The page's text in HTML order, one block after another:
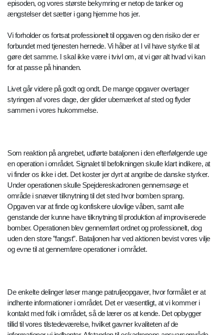
episoden, og vores største bekymring er netop de tanker og
ængstelser det sætter i gang hjemme hos jer.
Vi forholder os fortsat professionelt til opgaven og den risiko der er
forbundet med tjenesten hernede. Vi håber at I vil have styrke til at
gøre det samme. I skal ikke være i tvivl om, at vi gør alt hvad vi kan
for at passe på hinanden.
Livet går videre på godt og ondt. De mange opgaver overtager
styringen af vores dage, der glider ubemærket af sted og flyder
sammen i vores hukommelse.
Som reaktion på angrebet, udførte bataljonen i den efterfølgende uge
en operation i området. Signalet til befolkningen skulle klart indikere, at
vi finder os ikke i det. Det koster jer dyrt at angribe de danske styrker.
Under operationen skulle Spejdereskadronen gennemsøge et
område i snæver tilknytning til det sted hvor bomben sprang.
Opgaven var at finde og konfiskere ulovlige våben, samt alle
genstande der kunne have tilknytning til produktion af improviserede
bomber. Operationen blev gennemført ordnet og professionelt, dog
uden den store ”fangst”. Bataljonen har ved aktionen bevist vores vilje
og evne til at gennemføre operationer i området.
De enkelte delinger løser mange patruljeopgaver, hvor formålet er at
indhente informationer i området. Det er væsentligt, at vi kommer i
kontakt med folk i området, så de lærer os at kende. Det opbygger
tillid til vores tilstedeværelse, hvilket gavner kvaliteten af de